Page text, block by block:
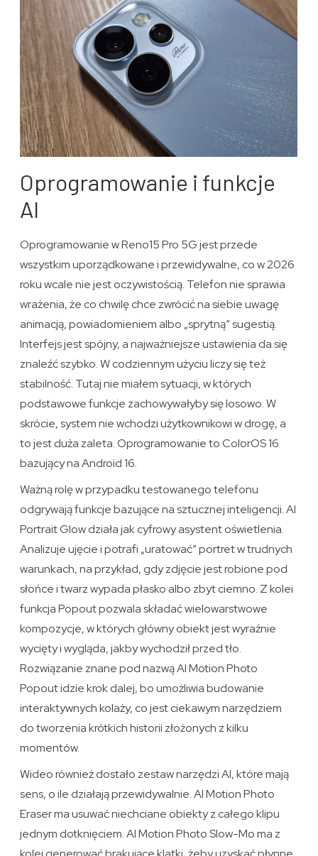
Oprogramowanie i funkcje
AI
Oprogramowanie w Reno15 Pro 5G jest przede
wszystkim uporządkowane i przewidywalne, co w 2026
roku wcale nie jest oczywistością. Telefon nie sprawia
wrażenia, że co chwilę chce zwrócić na siebie uwagę
animacją, powiadomieniem albo „sprytną” sugestią.
Interfejs jest spójny, a najważniejsze ustawienia da się
znaleźć szybko. W codziennym użyciu liczy się też
stabilność. Tutaj nie miałem sytuacji, w których
podstawowe funkcje zachowywałyby się losowo. W
skrócie, system nie wchodzi użytkownikowi w drogę, a
to jest duża zaleta. Oprogramowanie to ColorOS 16
bazujący na Android 16.
Ważną rolę w przypadku testowanego telefonu
odgrywają funkcje bazujące na sztucznej inteligencji. AI
Portrait Glow działa jak cyfrowy asystent oświetlenia.
Analizuje ujęcie i potrafi „uratować” portret w trudnych
warunkach, na przykład, gdy zdjęcie jest robione pod
słońce i twarz wypada płasko albo zbyt ciemno. Z kolei
funkcja Popout pozwala składać wielowarstwowe
kompozycje, w których główny obiekt jest wyraźnie
wycięty i wygląda, jakby wychodził przed tło.
Rozwiązanie znane pod nazwą AI Motion Photo
Popout idzie krok dalej, bo umożliwia budowanie
interaktywnych kolaży, co jest ciekawym narzędziem
do tworzenia krótkich historii złożonych z kilku
momentów.
Wideo również dostało zestaw narzędzi AI, które mają
sens, o ile działają przewidywalnie. AI Motion Photo
Eraser ma usuwać niechciane obiekty z całego klipu
jednym dotknięciem. AI Motion Photo Slow-Mo ma z